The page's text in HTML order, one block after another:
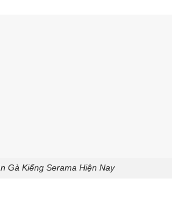
Gà Kiểng Serama Hiện Nay